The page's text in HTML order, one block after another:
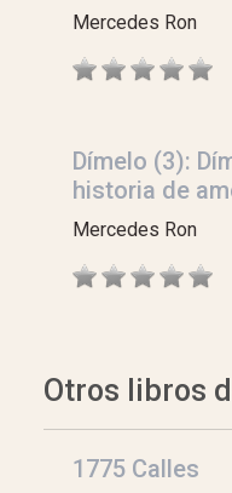
Mercedes Ron
Dímelo (3):
historia de
Mercedes Ron
Otros libros
1775 Calles